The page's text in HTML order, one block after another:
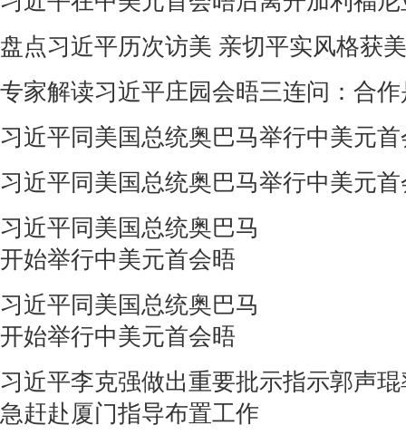
盘点习近平历次访美 亲切平实风格获
专家解读习近平庄园会晤三连问：合
习近平同美国总统奥巴马举行中美元
习近平同美国总统奥巴马举行中美元
习近平同美国总统奥巴马
开始举行中美元首会晤
习近平同美国总统奥巴马
开始举行中美元首会晤
习近平李克强做出重要批示指示郭声
急赶赴厦门指导布置工作